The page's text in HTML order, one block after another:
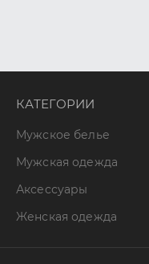
КАТЕГОРИИ
Мужское белье
Мужская одежда
Аксессуары
Женская одежда